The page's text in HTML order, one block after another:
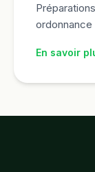
En savoir